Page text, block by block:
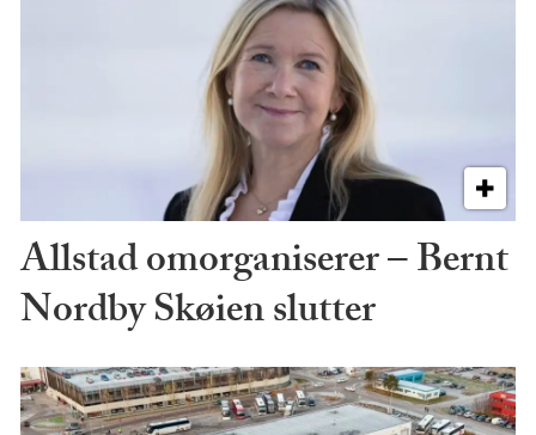
Allstad omorganiserer – Bernt
Nordby Skøien slutter